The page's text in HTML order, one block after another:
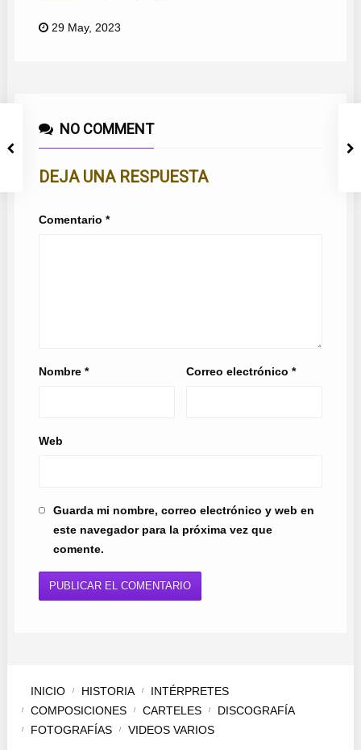
29 May, 2023
NO COMMENT
DEJA UNA RESPUESTA
Comentario *
Nombre * Correo electrónico*
Web
Guarda mi nombre, correo electrónico y web en
este navegador para la próxima vez que
comente.
INICIO HISTORIA
INTÉRPRETES
COMPOSICIONES
CARTELES
DISCOGRAFÍA
FOTOGRAFÍAS
VIDEOS VARIOS